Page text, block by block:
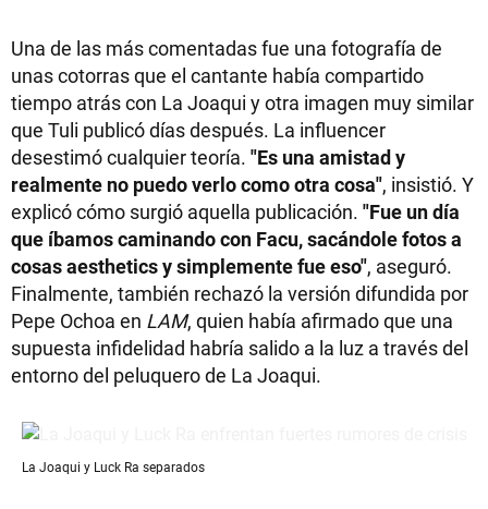
Una de las más comentadas fue una fotografía de
unas cotorras que el cantante había compartido
tiempo atrás con La Joaqui y otra imagen muy similar
que Tuli publicó días después. La influencer
desestimó cualquier teoría. "Es una amistad y
realmente no puedo verlo como otra cosa", insistió. Y
explicó cómo surgió aquella publicación. "Fue un día
que íbamos caminando con Facu, sacándole fotos a
cosas aesthetics y simplemente fue eso", aseguró.
Finalmente, también rechazó la versión difundida por
Pepe Ochoa en LAM, quien había afirmado que una
supuesta infidelidad habría salido a la luz a través del
entorno del peluquero de La Joaqui.
La Joaqui y Luck Ra separados